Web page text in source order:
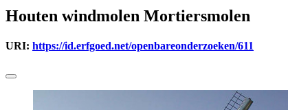
Houten windmolen Mortiersmolen
URI: https://id.erfgoed.net/openbareonderzoeken/611